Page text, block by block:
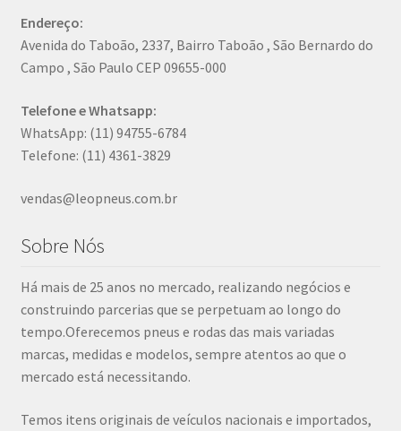
Endereço:
Avenida do Taboão, 2337, Bairro Taboão , São Bernardo do
Campo , São Paulo CEP 09655-000
Telefone e Whatsapp:
WhatsApp: (11) 94755-6784
Telefone: (11) 4361-3829
vendas@leopneus.com.br
Sobre Nós
Há mais de 25 anos no mercado, realizando negócios e
construindo parcerias que se perpetuam ao longo do
tempo.Oferecemos pneus e rodas das mais variadas
marcas, medidas e modelos, sempre atentos ao que o
mercado está necessitando.
Temos itens originais de veículos nacionais e importados,